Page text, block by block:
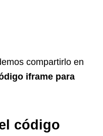
compartirlo en
iframe para
código